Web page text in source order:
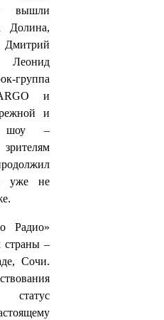
вышли
Долина,
Дмитрий
Леонид
группа
и
и
шоу –
уже не
Радио»
страны –
Сочи.
статус